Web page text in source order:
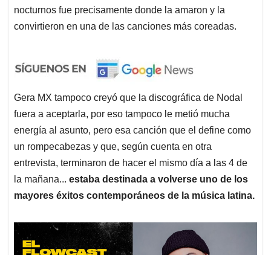
nocturnos fue precisamente donde la amaron y la
convirtieron en una de las canciones más coreadas.
Gera MX tampoco creyó que la discográfica de Nodal
fuera a aceptarla, por eso tampoco le metió mucha
energía al asunto, pero esa canción que el define como
un rompecabezas y que, según cuenta en otra
entrevista, terminaron de hacer el mismo día a las 4 de
la mañana... estaba destinada a volverse uno de los
mayores éxitos contemporáneos de la música latina.